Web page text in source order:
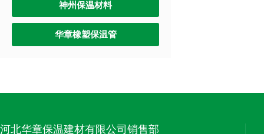
神州保温材料
华章橡塑保温管
河北华章保温建材有限公司销售部